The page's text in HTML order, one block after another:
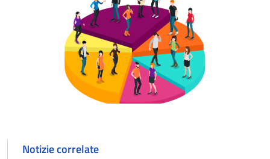
Notizie correlate